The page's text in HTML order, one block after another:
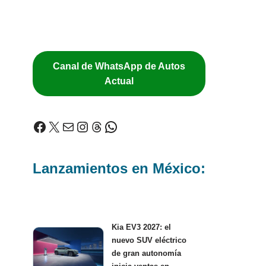
Canal de WhatsApp de Autos
Actual
Lanzamientos en México:
Kia EV3 2027: el
nuevo SUV eléctrico
de gran autonomía